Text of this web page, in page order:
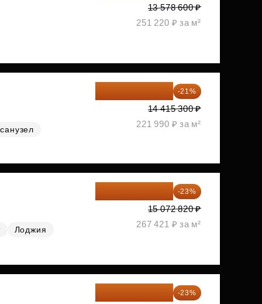
13 578 600 ₽
251 220 ₽ за м²
-21%
14 415 300 ₽
221 990 ₽ за м²
Лоджия
-23%
15 072 820 ₽
267 421 ₽ за м²
-23%